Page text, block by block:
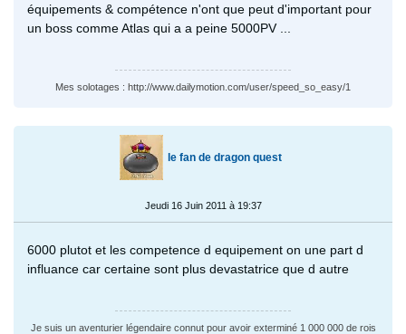
équipements & compétence n'ont que peut d'important pour
un boss comme Atlas qui a a peine 5000PV ...
Mes solotages : http://www.dailymotion.com/user/speed_so_easy/1
le fan de dragon quest
Jeudi 16 Juin 2011 à 19:37
6000 plutot et les competence d equipement on une part d
influance car certaine sont plus devastatrice que d autre
Je suis un aventurier légendaire connut pour avoir exterminé 1 000 000 de rois